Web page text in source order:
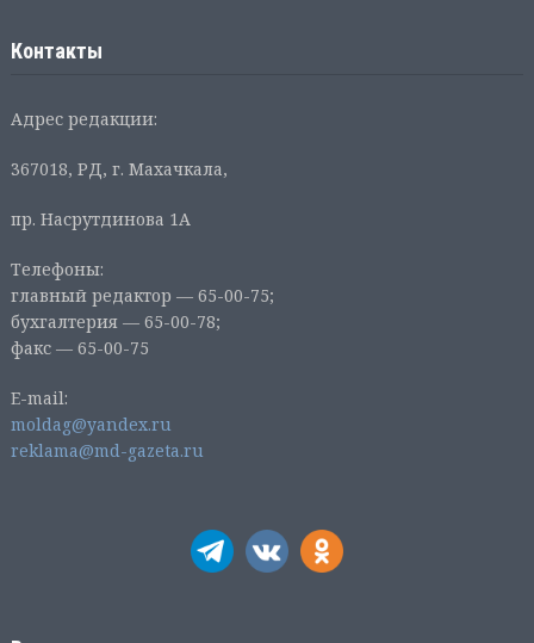
Контакты
Адрес редакции:
367018, РД, г. Махачкала,
пр. Насрутдинова 1А
Телефоны:
главный редактор — 65-00-75;
бухгалтерия — 65-00-78;
факс — 65-00-75
E-mail:
moldag@yandex.ru
reklama@md-gazeta.ru